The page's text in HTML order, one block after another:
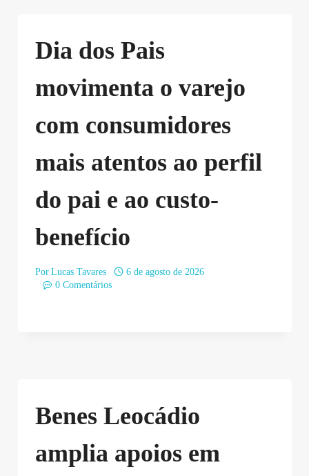
Dia dos Pais
movimenta o varejo
com consumidores
mais atentos ao perfil
do pai e ao custo-
benefício
Por Lucas Tavares
6 de agosto de 2026
0 Comentários
Benes Leocádio
amplia apoios em